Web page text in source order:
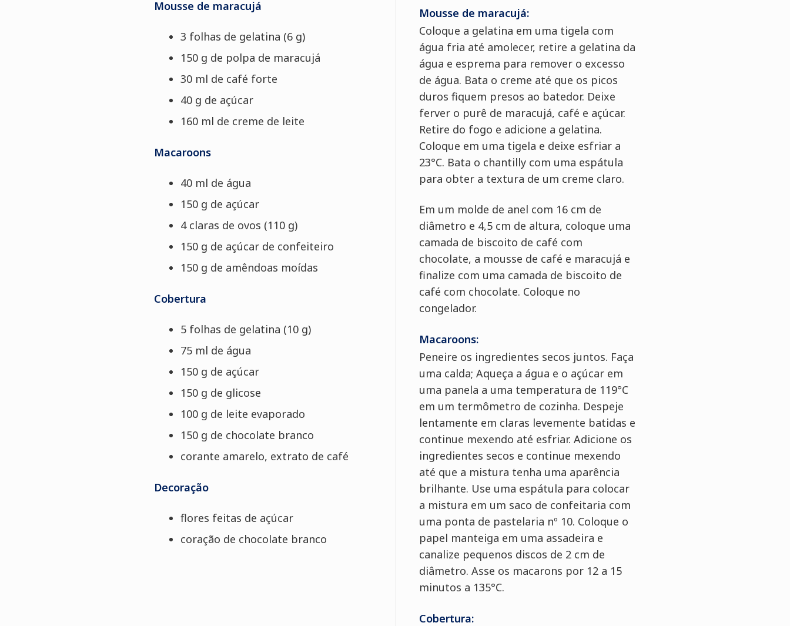
Mousse de maracujá
3 folhas de gelatina (6 g)
150 g de polpa de maracujá
30 ml de café forte
40 g de açúcar
160 ml de creme de leite
Macaroons
40 ml de água
150 g de açúcar
4 claras de ovos (110 g)
150 g de açúcar de confeiteiro
150 g de amêndoas moídas
Cobertura
5 folhas de gelatina (10 g)
75 ml de água
150 g de açúcar
150 g de glicose
100 g de leite evaporado
150 g de chocolate branco
corante amarelo, extrato de café
Decoração
flores feitas de açúcar
coração de chocolate branco
Mousse de maracujá:
Coloque a gelatina em uma tigela com
água fria até amolecer, retire a gelatina da
água e esprema para remover o excesso
de água. Bata o creme até que os picos
duros fiquem presos ao batedor. Deixe
ferver o purê de maracujá, café e açúcar.
Retire do fogo e adicione a gelatina.
Coloque em uma tigela e deixe esfriar a
23°C. Bata o chantilly com uma espátula
para obter a textura de um creme claro.
Em um molde de anel com 16 cm de
diâmetro e 4,5 cm de altura, coloque uma
camada de biscoito de café com
chocolate, a mousse de café e maracujá e
finalize com uma camada de biscoito de
café com chocolate. Coloque no
congelador.
Macaroons:
Peneire os ingredientes secos juntos. Faça
uma calda; Aqueça a água e o açúcar em
uma panela a uma temperatura de 119°C
em um termômetro de cozinha. Despeje
lentamente em claras levemente batidas e
continue mexendo até esfriar. Adicione os
ingredientes secos e continue mexendo
até que a mistura tenha uma aparência
brilhante. Use uma espátula para colocar
a mistura em um saco de confeitaria com
uma ponta de pastelaria nº 10. Coloque o
papel manteiga em uma assadeira e
canalize pequenos discos de 2 cm de
diâmetro. Asse os macarons por 12 a 15
minutos a 135°C.
Cobertura: